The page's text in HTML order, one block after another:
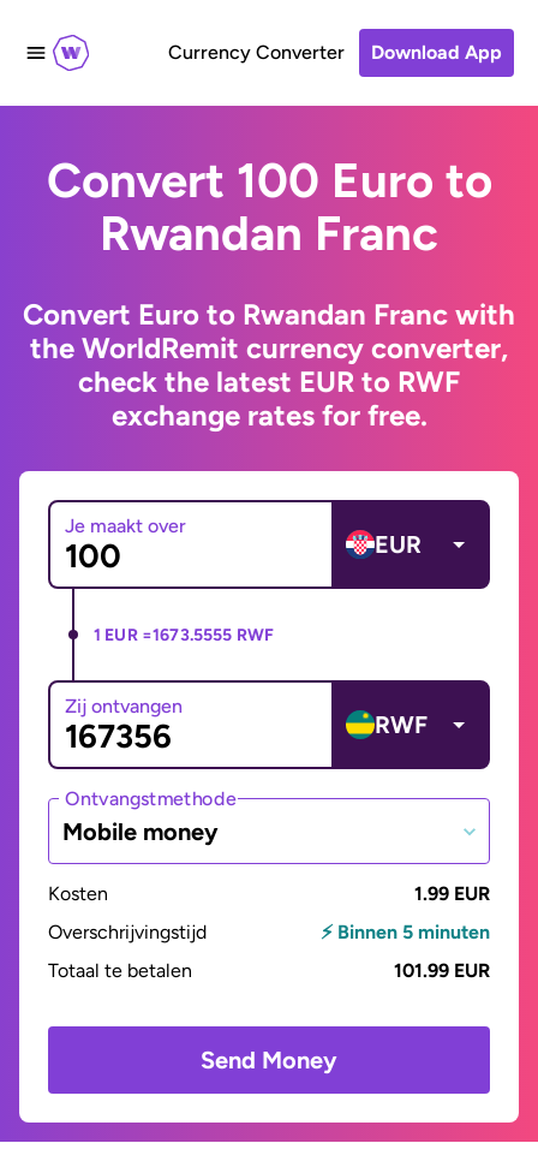
Currency Converter Download App
Convert 100 Euro to
Rwandan Franc
Convert Euro to Rwandan Franc with
the WorldRemit currency converter,
check the latest EUR to RWF
exchange rates for free.
Je maakt over
EUR
1 EUR =1673.5555 RWF
Zij ontvangen
RWF
Ontvangstmethode
Mobile money
Kosten
1.99 EUR
Overschrijvingstijd
⚡ Binnen 5 minuten
Totaal te betalen
101.99 EUR
Send Money